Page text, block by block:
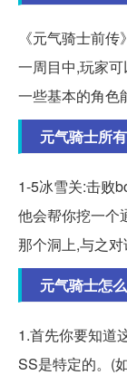
《元气骑士前
一周目中,玩家
一些基本的角色
元气骑士所
1-5冰雪关:击败
他会帮你挖一个
那个洞上,与之对
元气骑士怎
1.首先你要知道
SS是特定的。(